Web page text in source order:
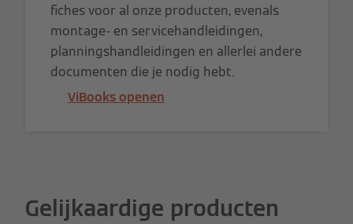
fiches voor al onze producten, evenals
montage- en servicehandleidingen,
planningshandleidingen en allerlei andere
documenten die je nodig hebt.
ViBooks openen
Gelijkaardige producten